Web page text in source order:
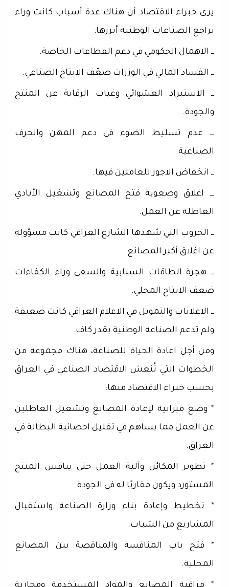
يرى خبراء الاقتصاد أن هناك عدة أسباب كانت وراء
تراجع الصناعات الوطنية أبرزها:
ــ الاهمال الحكومي في دعم القطاعات الخاصة.
ــ الفساد المالي في الوزرات ضعّف الانتاج الصناعي.
ــ الاستيراد العشوائي وغياب الرقابة عن المنتج
والجودة.
ـــ عدم تسليط الضوء في دعم المهن والحرف
الصناعية.
ــ انخفاض الاجور للعاملين فيها.
ـــ اغلاق وصعوبة فتح المصانع وتشغيل الأيادي
العاطلة عن العمل.
ــ الحروب التي شهدها الشارع العراقي كانت مسؤولة
عن اغلاق أكبر المصانع.
ــ هجرة الطاقات الشبابية والسعي وراء الكفاءات
ضعف الانتاج المحلي.
ــ الاعلانات والتمويل في الاعلام العراقي كانت ضعيفة
ولم تدعم الصناعة الوطنية بقدر كاف.
ومن أجل اعادة الحياة للصناعة، هناك مجموعة من
الخطوات التي تُنعش الاقتصاد الصناعي في العراق
بحسب خبراء الاقتصاد منها:
* وضع ميزانية لإعادة المصانع وتشغيل العاطلين
عن العمل مما يساهم في تقليل احصائية البطالة في
العراق.
* تطوير المكائن وآلية العمل حتى ينافس المنتج
المستورد ويكون مقاربًا له في الجودة.
* تخطيط وإعادة بناء وزارة الصناعة واستقبال
المشاريع من الشباب.
* فتح باب المنافسة والمناقصة بين المصانع
المحلية.